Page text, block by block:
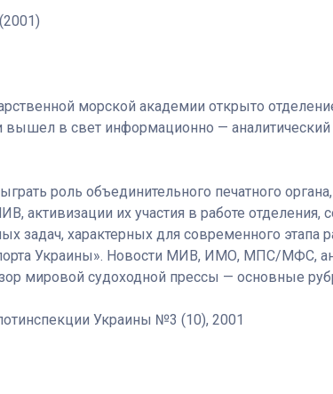
морской академии открыто
в свет информационно —
роль объединительного печатного
активизации их участия в работе отделения,
задач, характерных для современного этапа
Украины». Новости МИВ, ИМО, МПС/МФС,
мировой судоходной прессы — основные
Украины №3 (10), 2001